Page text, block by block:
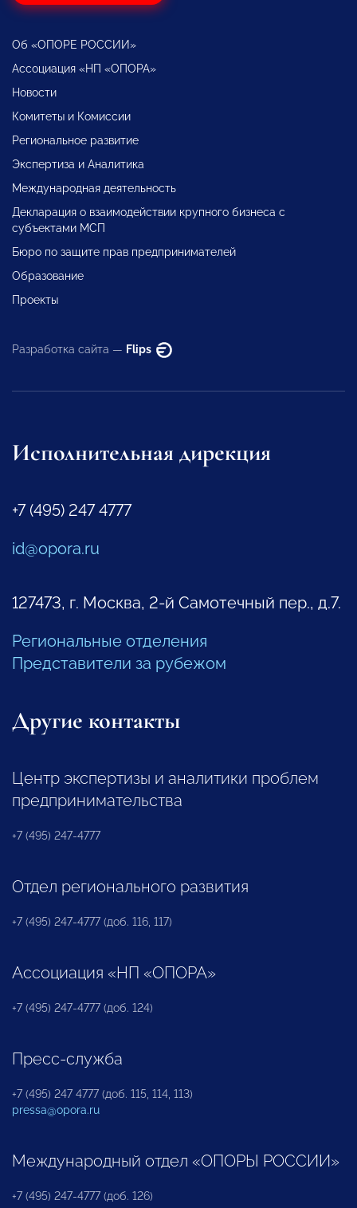
Об «ОПОРЕ РОССИИ»
Ассоциация «НП «ОПОРА»
Новости
Комитеты и Комиссии
Региональное развитие
Экспертиза и Аналитика
Международная деятельность
Декларация о взаимодействии крупного бизнеса с
субъектами МСП
Бюро по защите прав предпринимателей
Образование
Проекты
Разработка сайта — Flips
Исполнительная дирекция
+7 (495) 247 4777
id@opora.ru
127473, г. Москва, 2-й Самотечный пер., д.7.
Региональные отделения
Представители за рубежом
Другие контакты
Центр экспертизы и аналитики проблем
предпринимательства
+7 (495) 247-4777
Отдел регионального развития
+7 (495) 247-4777 (доб. 116, 117)
Ассоциация «НП «ОПОРА»
+7 (495) 247-4777 (доб. 124)
Пресс-служба
+7 (495) 247 4777 (доб. 115, 114, 113)
pressa@opora.ru
Международный отдел «ОПОРЫ РОССИИ»
+7 (495) 247-4777 (доб. 126)